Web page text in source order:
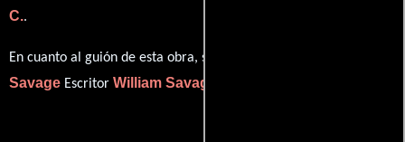
C..
En cuanto al guión de esta obra, se encuentra a cargo de
Savage Escritor William Savage